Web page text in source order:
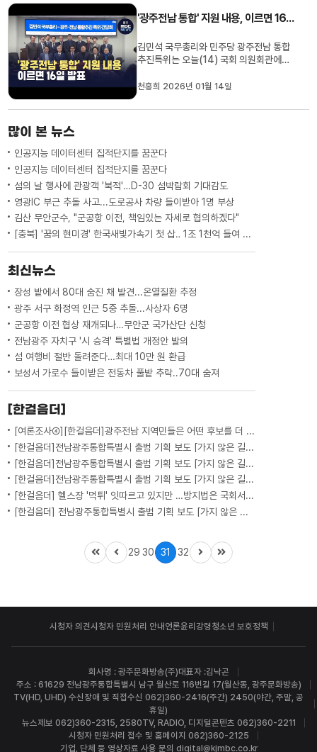
단비 기자가 전하겠습니다.(기자)...
'광주전남 통합' 지원 내용, 이르면 16일 발표
김민석 국무총리와 민주당 광주전남 통합
추진특위는 오늘(14) 국회 의원회관에서
부의 지원방안을논의했습니다.김 총리는
에서 의미가 크다"며 "정부가 할 수 있는 역
천홍희 2026년 01월 14일
많이 본 뉴스
인공지능 데이터센터 집적단지를 꿈꾼다
인공지능 데이터센터 집적단지를 꿈꾼다
섬의 날 행사에 관광객 '북적'…D-30 섬박람회 기대감도
영광IC 부근 추돌 사고...도로공사 차량 들이받아 1명 부상
김산 무안군수, "군공항 이전, 책임있는 자세로 협의하겠다"
[충북] '꿈의 현미경' 한국새빛가속기 첫 삽‥ 1조 1천억 들여 2029년 완공
최신뉴스
장성 밭에서 80대 숨진 채 발견...온열질환 추정
광주 서구 화정역 인근 5중 추돌...사상자 6명
군공항 이전 협상 재개되나…무안군 국가산단 신청
전남광주 자치구 '시 승격' 특별법 개정안 발의
섬 여행비 절반 돌려준다…최대 10만 원 환급
보성서 가로수 들이받은 전동차 풀밭 추락..70대 숨져
[한걸음더]
[여론조사④][한걸음더]광주전남 지역민들은 어떤 후보를 더 선호할까.. 변수는?
[한걸음더]전남광주통합특별시 출범 기획 보도 [가지 않은 길] 5편 프랑스 헌법에 새긴 '지방 분권'..전남광주 통합 성공 조건은?
[한걸음더]전남광주통합특별시 출범 기획 보도 [가지 않은 길] 4편 프랑스 지역 통합 10년 성적표
[한걸음더]전남광주통합특별시 출범 기획 보도 [가지 않은 길] 3편 프랑스 통합 10년 지났지만..."우린 여전히 알자스인"
[한걸음더] 헬스장 '먹튀' 잇따르고 있지만 …방지법은 국회서 낮잠
[한걸음더] 전남광주통합특별시 출범 기획 보도 [가지 않은 길] 2편 지방이 주도한 투자..'유럽 상위 5개 지역' 도약 비결은?
29 30 31 32
시청자 의견시청자 민원처리 안내언론윤리강령 청소년 보호정책
회사명 : 광주문화방송(주)대표자 :김낙곤
주소 : 61629 전남광주통합특별시 남구 월산로 116번길 17(월산동, 광주문화방송)
TV(HD, UHD) 수신장애 및 직접수신 062)360-2416(주간) 2450(야간, 주말, 공
휴일)
뉴스제보 062)360-2315, 2580TV, RADIO, 디지털콘텐츠 062)360-2211
시청자 민원처리 접수 및 홈페이지 062)360-2125
기업, 단체 등 영상자료 사용 문의 digital@kjmbc.co.kr